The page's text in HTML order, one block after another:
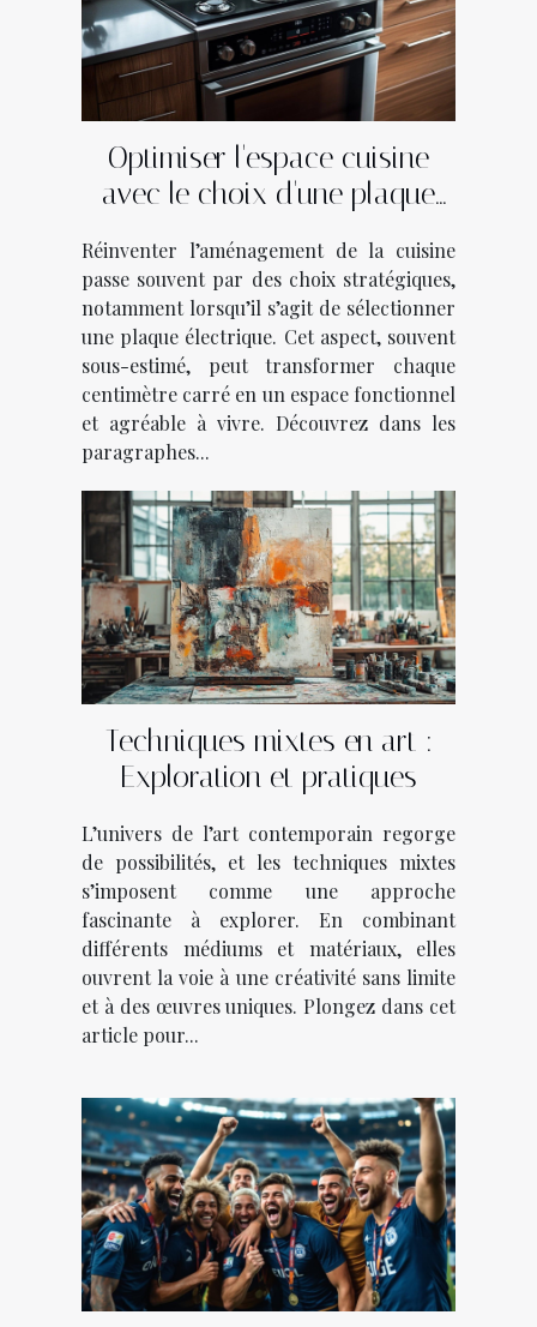
Optimiser l'espace cuisine
avec le choix d'une plaque
Réinventer l’aménagement de la cuisine
passe souvent par des choix stratégiques,
notamment lorsqu’il s’agit de sélectionner
une plaque électrique. Cet aspect, souvent
sous-estimé, peut transformer chaque
centimètre carré en un espace fonctionnel
et agréable à vivre. Découvrez dans les
paragraphes...
Techniques mixtes en art :
Exploration et pratiques
L’univers de l’art contemporain regorge
de possibilités, et les techniques mixtes
s’imposent comme une approche
fascinante à explorer. En combinant
différents médiums et matériaux, elles
ouvrent la voie à une créativité sans limite
et à des œuvres uniques. Plongez dans cet
article pour...